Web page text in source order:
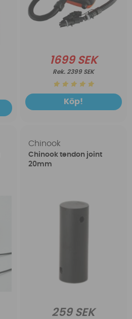
1699 SEK
2399 SEK
Köp!
Chinook
Chinook tendon joint
20mm
259 SEK